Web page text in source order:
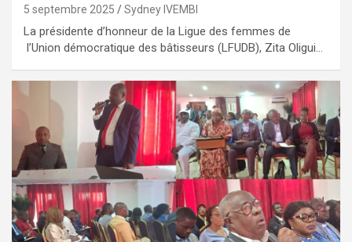
5 septembre 2025 Sydney IVEMBI
La présidente d’honneur de la Ligue des femmes de
l’Union démocratique des bâtisseurs (LFUDB), Zita Oligui…